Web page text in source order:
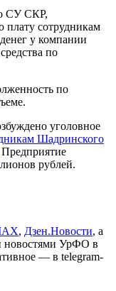
СУ СКР,
плату сотрудникам
у компании
по
по
уголовное
Шадринского
Предприятие
рублей.
, Дзен.Новости, а
новостями УрФО в
— в telegram-